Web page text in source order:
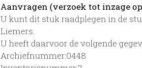
Aanvragen (verzoek tot inzage
U kunt dit stuk raadplegen in de
Liemers.
U heeft daarvoor de volgende
Archiefnummer:0448